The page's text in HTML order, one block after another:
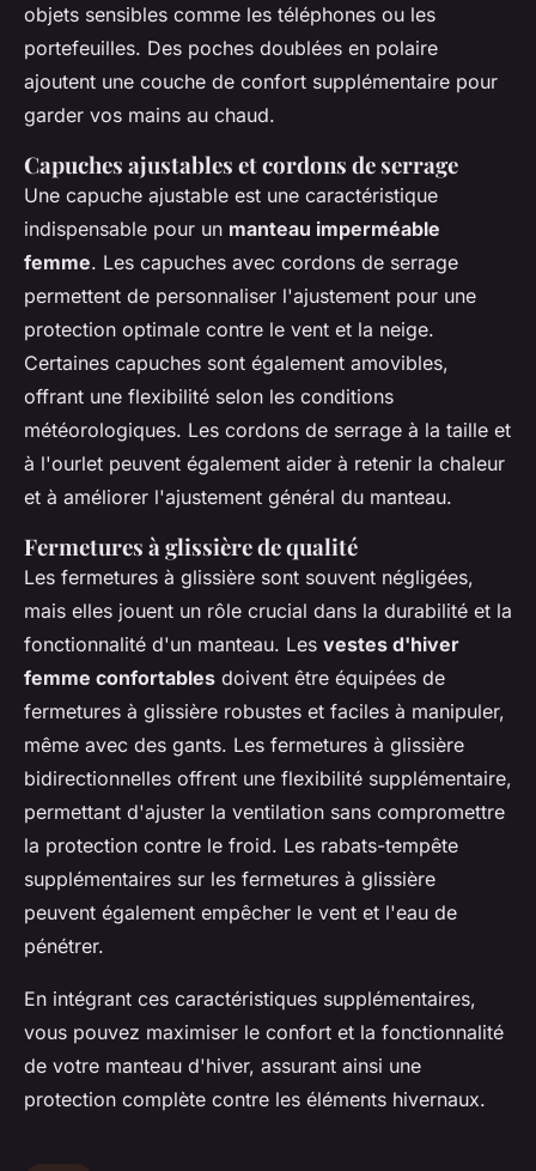
objets sensibles comme les téléphones ou les
portefeuilles. Des poches doublées en polaire
ajoutent une couche de confort supplémentaire pour
garder vos mains au chaud.
Capuches ajustables et cordons de serrage
Une capuche ajustable est une caractéristique
indispensable pour un manteau imperméable
femme. Les capuches avec cordons de serrage
permettent de personnaliser l'ajustement pour une
protection optimale contre le vent et la neige.
Certaines capuches sont également amovibles,
offrant une flexibilité selon les conditions
météorologiques. Les cordons de serrage à la taille et
à l'ourlet peuvent également aider à retenir la chaleur
et à améliorer l'ajustement général du manteau.
Fermetures à glissière de qualité
Les fermetures à glissière sont souvent négligées,
mais elles jouent un rôle crucial dans la durabilité et la
fonctionnalité d'un manteau. Les vestes d'hiver
femme confortables doivent être équipées de
fermetures à glissière robustes et faciles à manipuler,
même avec des gants. Les fermetures à glissière
bidirectionnelles offrent une flexibilité supplémentaire,
permettant d'ajuster la ventilation sans compromettre
la protection contre le froid. Les rabats-tempête
supplémentaires sur les fermetures à glissière
peuvent également empêcher le vent et l'eau de
pénétrer.
En intégrant ces caractéristiques supplémentaires,
vous pouvez maximiser le confort et la fonctionnalité
de votre manteau d'hiver, assurant ainsi une
protection complète contre les éléments hivernaux.